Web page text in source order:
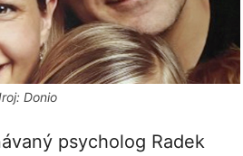
Donio
psycholog Radek